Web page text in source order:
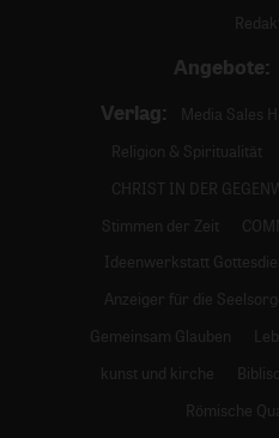
Angebote:
Verlag:
Media Sales
Religion & Spiritualität
CHRIST IN DER
Stimmen der Zeit
Ideenwerkstatt
Anzeiger für die
Gemeinsam Glauben
kunst und kirche
Römische